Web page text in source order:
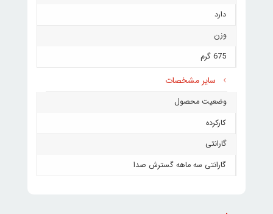
دارد
وزن
675 گرم
سایر مشخصات
وضعیت محصول
کارکرده
گارانتی
گارانتی سه ماهه گسترش صدا